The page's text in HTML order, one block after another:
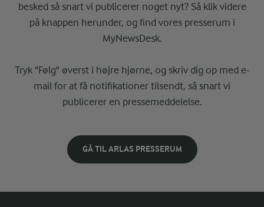
besked så snart vi publicerer noget nyt? Så klik videre
på knappen herunder, og find vores presserum i
MyNewsDesk.
Tryk "Følg" øverst i højre hjørne, og skriv dig op med e-
mail for at få notifikationer tilsendt, så snart vi
publicerer en pressemeddelelse.
GÅ TIL ARLAS PRESSERUM